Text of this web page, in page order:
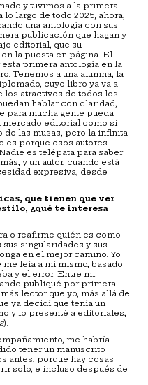
y tuvimos a la primera
largo de todo 2025; ahora,
una antología con sus
publicación que hagan y
editorial, que su
la puesta en página. El
primera antología en la
Tenemos a una alumna, la
cuyo libro ya va a
los atractivos de todos los
hablar con claridad,
para mucha gente pueda
mercado editorial como si
las musas, pero la infinita
es porque esos autores
es telépata para saber
y un autor, cuando está
expresiva, desde
que tienen que ver
¿qué te interesa
o reafirme quién es como
singularidades y sus
en el mejor camino. Yo
leía a mí mismo, basado
y el error. Entre mi
publiqué por primera
lector que yo, más allá de
ya decidí que tenía un
y lo presenté a editoriales,
).
me habría
tener un manuscrito
antes, porque hay cosas
solo, e incluso después de